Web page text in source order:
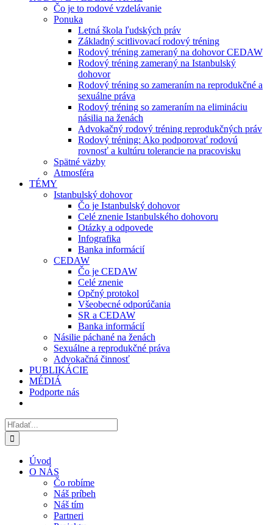
Čo je to rodové vzdelávanie
Ponuka
Letná škola ľudských práv
Základný scitlivovací rodový tréning
Rodový tréning zameraný na dohovor CEDAW
Rodový tréning zameraný na Istanbulský
dohovor
Rodový tréning so zameraním na reprodukčné a
sexuálne práva
Rodový tréning so zameraním na elimináciu
násilia na ženách
Advokačný rodový tréning reprodukčných práv
Rodový tréning: Ako podporovať rodovú
rovnosť a kultúru tolerancie na pracovisku
Spätné väzby
Atmosféra
TÉMY
Istanbulský dohovor
Čo je Istanbulský dohovor
Celé znenie Istanbulského dohovoru
Otázky a odpovede
Infografika
Banka informácií
CEDAW
Čo je CEDAW
Celé znenie
Opčný protokol
Všeobecné odporúčania
SR a CEDAW
Banka informácií
Násilie páchané na ženách
Sexuálne a reprodukčné práva
Advokačná činnosť
PUBLIKÁCIE
MÉDIÁ
Podporte nás
Hľadať:
Úvod
O NÁS
Čo robíme
Náš príbeh
Náš tím
Partneri